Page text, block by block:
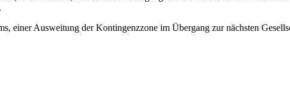
einer Ausweitung der Kontingenzzone im Übergang zur nächsten